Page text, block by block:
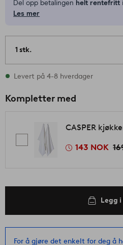
Del opp betalingen helt rentefritt
Les mer
1 stk.
På lager
Levert på 4-8 hverdager
Kompletter med
CASPER
143 NOK
Legg
For å gjøre det enkelt for deg å